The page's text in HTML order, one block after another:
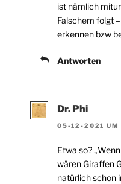
ist nämlich
Falschem folgt
erkennen bzw
Antworten
Dr. Phi
05-12-2021 UM
Etwa so?
wären Giraffen
natürlich schon